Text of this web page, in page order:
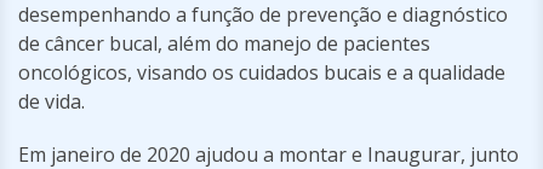
desempenhando a função de prevenção e diagnóstico
de câncer bucal, além do manejo de pacientes
oncológicos, visando os cuidados bucais e a qualidade
de vida.
Em janeiro de 2020 ajudou a montar e Inaugurar, junto